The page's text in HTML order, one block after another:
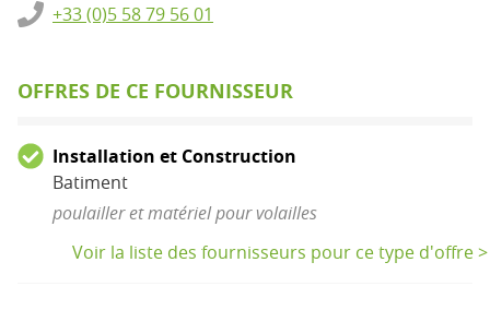
+33 (0)5 58 79 56 01
OFFRES DE CE FOURNISSEUR
Installation et Construction
Batiment
poulailler et matériel pour volailles
Voir la liste des fournisseurs pour ce type d'offre >